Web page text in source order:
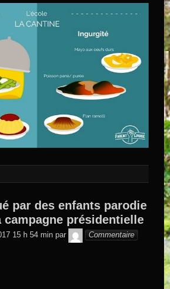
par des enfants parodie
campagne présidentielle
15 h 54 min par
GEGE DE
SAINTAND
Commentaire